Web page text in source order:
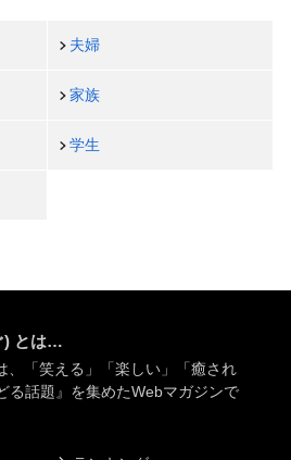
夫婦
家族
学生
) とは…
、「笑える」「楽しい」「癒され
る話題』を集めたWebマガジンで